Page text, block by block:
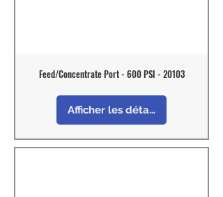
Feed/Concentrate Port - 600 PSI - 20103
Afficher les détails